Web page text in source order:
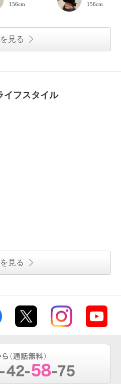
156cm 156cm
見る
イフスタイル
見る